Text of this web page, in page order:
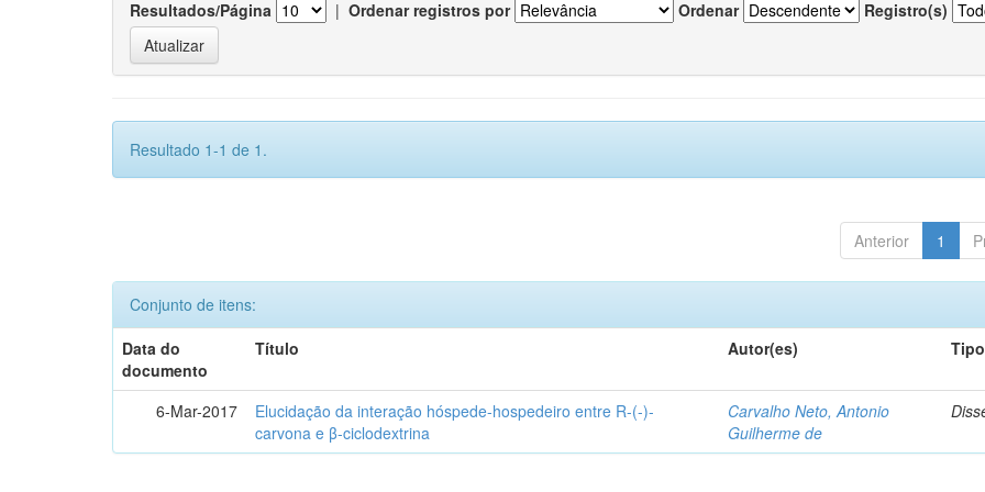
Resultados/Página | Ordenar registros por Ordenar Registro(s)
Resultado 1-1 de 1.
Anterior 1
Conjunto de itens:
Data do
documento
Título Autor(es) Tipo
6-Mar-2017
Elucidação da interação hóspede-hospedeiro entre R-(-)-
carvona e β-ciclodextrina
Carvalho Neto, Antonio
Guilherme de